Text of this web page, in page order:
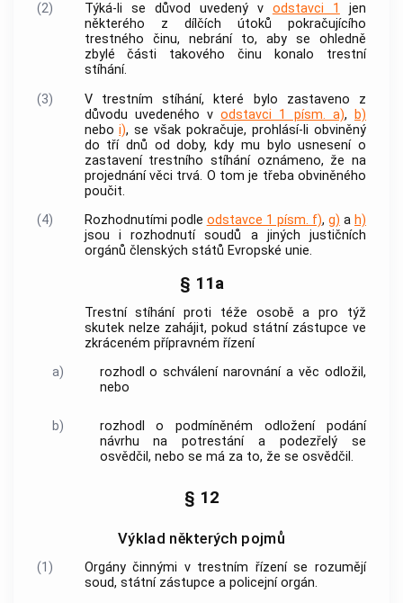
(2) Týká-li se důvod uvedený v odstavci 1
jen
některého z dílčích útoků pokračujícího
trestného činu, nebrání to, aby se ohledně
zbylé části takového činu konalo trestní
stíhání.
(3)
V trestním stíhání, které bylo zastaveno z
důvodu uvedeného vodstavci 1 písm. a),
b)
neboi), se však pokračuje, prohlásí-li obviněný
do tří dnů od doby, kdy mu bylo usnesení o
zastavení trestního stíhání oznámeno, že na
projednání věci trvá. O tom je třeba obviněného
poučit.
(4)
Rozhodnutími podle odstavce 1 písm. f), g) a h)
jsou i rozhodnutí soudů a jiných justičních
orgánů členských států Evropské unie.
§ 11a
Trestní stíhání proti téže osobě a pro týž
skutek nelze zahájit, pokud státní zástupce ve
zkráceném přípravném řízení
a)
rozhodl o schválení narovnání a věc odložil,
nebo
b)
rozhodl o podmíněném odložení podání
návrhu na potrestání a podezřelý se
osvědčil, nebo se má za to, že se osvědčil.
§ 12
Výklad některých pojmů
(1) Orgány činnými v trestním řízeníse rozumějí
soud, státní zástupce a policejní orgán.